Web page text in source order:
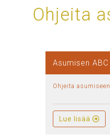
Ohjeita
Asumisen ABC
Ohjeita asumiseen
Lue lisää